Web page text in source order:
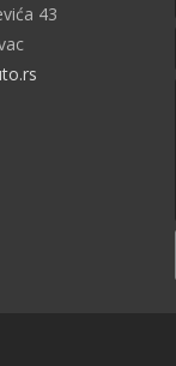
43